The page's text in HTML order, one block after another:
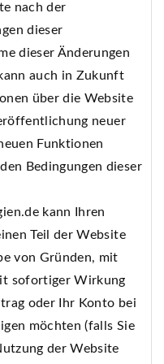
nach der
dieser
dieser Änderungen
auch in Zukunft
über die Website
neuer
Funktionen
Bedingungen dieser
kann Ihren
Teil der Website
von Gründen, mit
sofortiger Wirkung
oder Ihr Konto bei
möchten (falls Sie
der Website